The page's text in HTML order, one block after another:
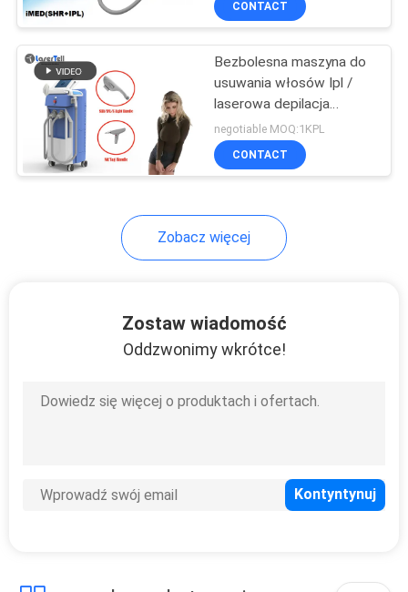
CONTACT
Bezbolesna maszyna do
usuwania włosów Ipl /
laserowa depilacja
włosów Łatwa instalacja
negotiable MOQ:1KPL
CONTACT
Zobacz więcej
Zostaw wiadomość
Oddzwonimy wkrótce!